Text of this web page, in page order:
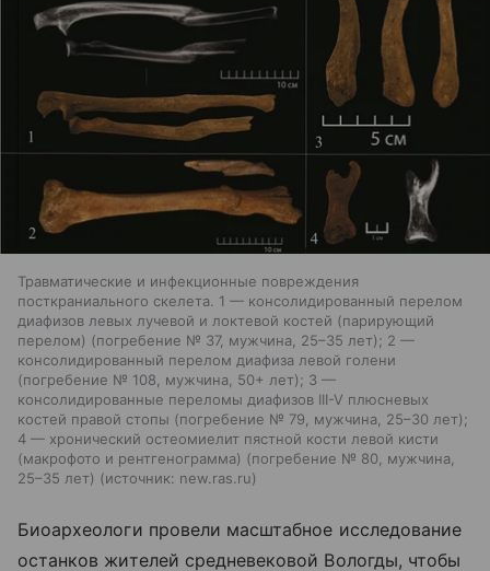
Травматические и инфекционные повреждения
посткраниального скелета. 1 — консолидированный перелом
диафизов левых лучевой и локтевой костей (парирующий
перелом) (погребение № 37, мужчина, 25–35 лет); 2 —
консолидированный перелом диафиза левой голени
(погребение № 108, мужчина, 50+ лет); 3 —
консолидированные переломы диафизов III-V плюсневых
костей правой стопы (погребение № 79, мужчина, 25–30 лет);
4 — хронический остеомиелит пястной кости левой кисти
(макрофото и рентгенограмма) (погребение № 80, мужчина,
25–35 лет)
источник: new.ras.ru
Биоархеологи провели масштабное исследование
останков жителей средневековой Вологды, чтобы